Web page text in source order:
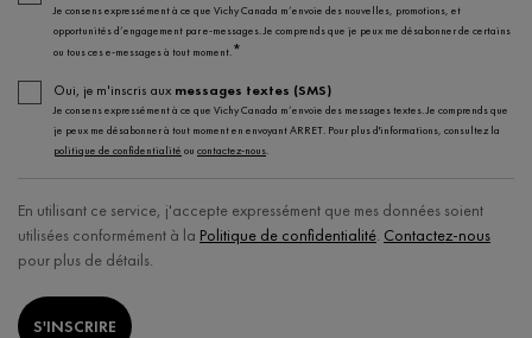
Je consens expressément à ce que Vichy Canada m’envoie des nouvelles, promotions, et
opportunités d’engagement par e-messages. Je comprends que je peux me désabonner de certains
ou tous ces e-messages à tout moment.*
Oui, je m'inscris aux messages textes (SMS)
Je consens expressément à ce que Vichy Canada m’envoie des messages textes. Je comprends que
je peux me désabonner à tout moment en envoyant ARRET. Pour plus d'informations, consultez la
politique de confidentialité ou contactez-nous.
En utilisant ce service, j'accepte expressément que mes données soient
utilisées conformément à la Politique de confidentialité Contactez-nous
pour plus de détails.
S'INSCRIRE